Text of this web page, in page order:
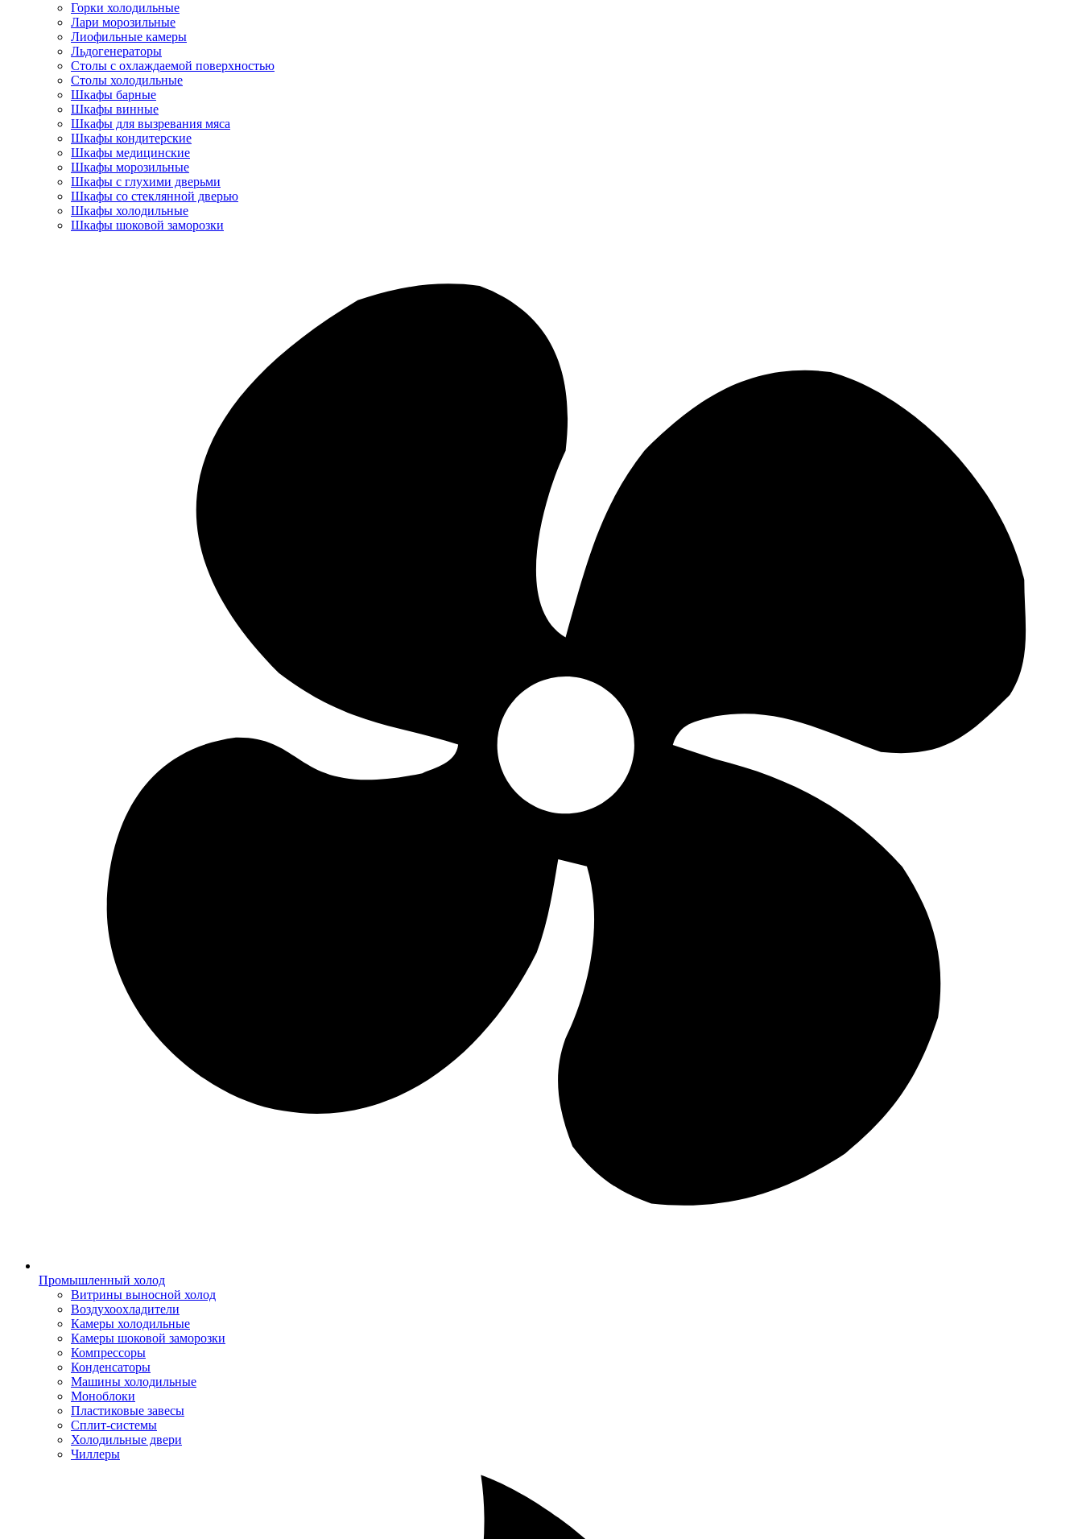
Горки холодильные
Лари морозильные
Лиофильные камеры
Льдогенераторы
Столы с охлаждаемой поверхностью
Столы холодильные
Шкафы барные
Шкафы винные
Шкафы для вызревания мяса
Шкафы кондитерские
Шкафы медицинские
Шкафы морозильные
Шкафы с глухими дверьми
Шкафы со стеклянной дверью
Шкафы холодильные
Шкафы шоковой заморозки
Промышленный холод
Витрины выносной холод
Воздухоохладители
Камеры холодильные
Камеры шоковой заморозки
Компрессоры
Конденсаторы
Машины холодильные
Моноблоки
Пластиковые завесы
Сплит-системы
Холодильные двери
Чиллеры